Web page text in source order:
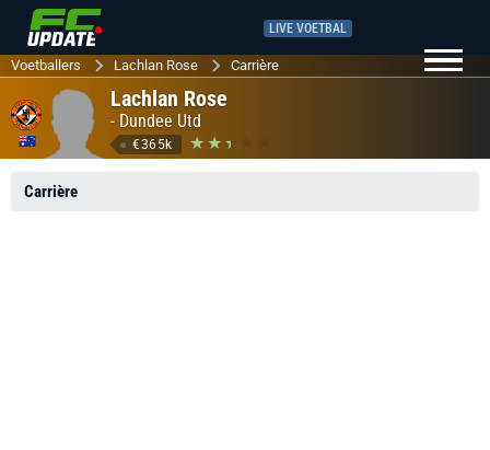
LIVE VOETBAL
Voetballers Lachlan Rose Carrière
Lachlan Rose
- Dundee Utd
€365k
Carrière